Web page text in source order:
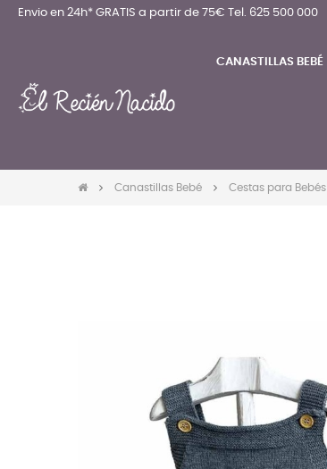
Envio en 24h* GRATIS a partir de 75€ Tel. 625 500 000
CANASTILLAS BEBÉ
Canastillas Bebé Cestas para Bebés